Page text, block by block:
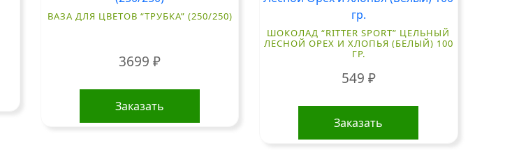
ВАЗА ДЛЯ ЦВЕТОВ “ТРУБКА” (250/250)
3699 ₽
Заказать
ШОКОЛАД “RITTER SPORT” ЦЕЛЬНЫЙ
ЛЕСНОЙ ОРЕХ И ХЛОПЬЯ (БЕЛЫЙ) 100
ГР.
549 ₽
Заказать